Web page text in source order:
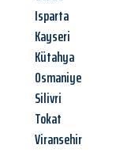
Isparta
Kayseri
Kütahya
Osmaniye
Silivri
Tokat
Viransehir